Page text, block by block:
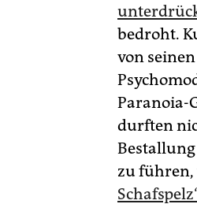
bedroht.
von
Paranoia-
durften
zu führen,
Schafspelz“